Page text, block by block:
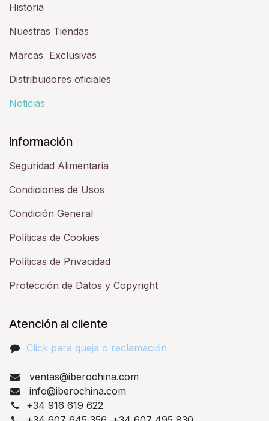
Historia​
Nuestras Tiendas
Marcas Exclusivas
Distribuidores oficiales
Noticias
Información
Seguridad Alimentaria
Condiciones de Usos
Condición General
Políticas de Cookies
Políticas de Privacidad
Protección de Datos y Copyright
Atención al cliente
Click para queja o reclamación​
ventas@iberochina.com
info@iberochina.com
+34 916 619 622